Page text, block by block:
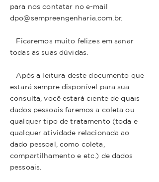
para nos contatar no e-mail
dpo@sempreengenharia.com.br.
Ficaremos muito felizes em sanar
todas as suas dúvidas.
Após a leitura deste documento que
estará sempre disponível para sua
consulta, você estará ciente de quais
dados pessoais faremos a coleta ou
qualquer tipo de tratamento (toda e
qualquer atividade relacionada ao
dado pessoal, como coleta,
compartilhamento e etc.) de dados
pessoais.